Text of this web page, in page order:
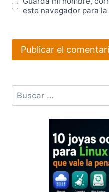
este navegador para
Buscar: